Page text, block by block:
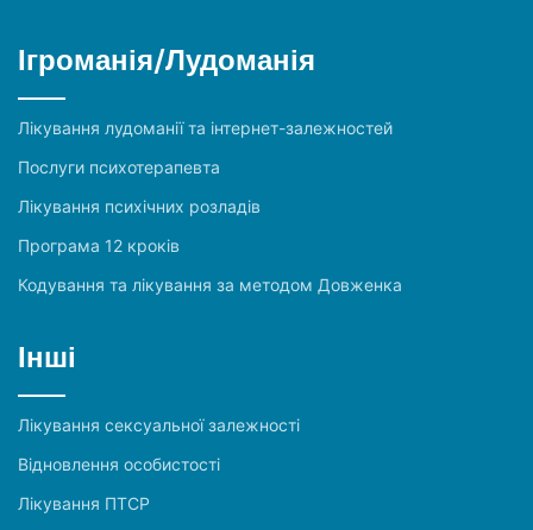
Ігроманія/Лудоманія
Лікування лудоманії та інтернет-залежностей
Послуги психотерапевта
Лікування психічних розладів
Програма 12 кроків
Кодування та лікування за методом Довженка
Інші
Лікування сексуальної залежності
Відновлення особистості
Лікування ПТСР